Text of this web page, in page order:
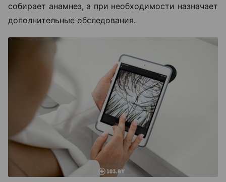
собирает анамнез, а при необходимости назначает
дополнительные обследования.